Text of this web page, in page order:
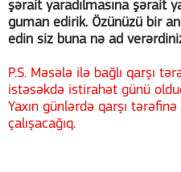
şərait yaradılmasına şərait
guman edirik. Özünüzü bir
edin siz buna nə ad
P.S. Məsələ ilə bağlı qarşı
istəsəkdə istirahət günü
Yaxın günlərdə qarşı
çalışacağıq.